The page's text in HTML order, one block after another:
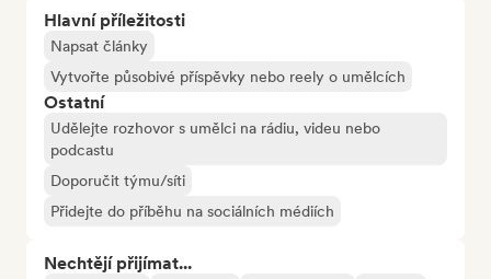
Hlavní příležitosti
Napsat články
Vytvořte působivé příspěvky nebo reely o umělcích
Ostatní
Udělejte rozhovor s umělci na rádiu, videu nebo
podcastu
Doporučit týmu/síti
Přidejte do příběhu na sociálních médiích
Nechtějí přijímat...